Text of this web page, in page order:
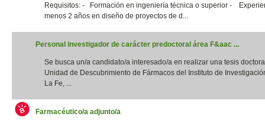
Requisitos: - Formación en ingeniería técnica o superior -
menos 2 años en diseño de proyectos de d...
Personal investigador de carácter predoctoral área F&aac ...
Se busca un/a candidato/a interesado/a en realizar una tesis
Unidad de Descubrimiento de Fármacos del Instituto de
La Fe, ...
Farmacéutico/a adjunto/a